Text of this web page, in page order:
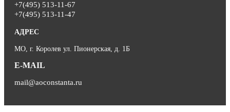
+7(495) 513-11-67
+7(495) 513-11-47
АДРЕС
МО, г. Королев ул. Пионерская, д. 1Б
E-MAIL
mail@aoconstanta.ru